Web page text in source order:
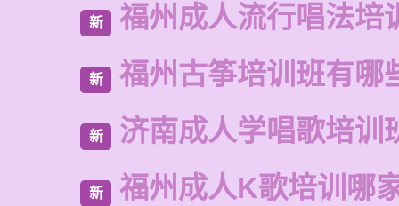
新 福州成人流行唱法培
新 福州古筝培训班有哪
新 济南成人学唱歌培训
新 福州成人K歌培训哪